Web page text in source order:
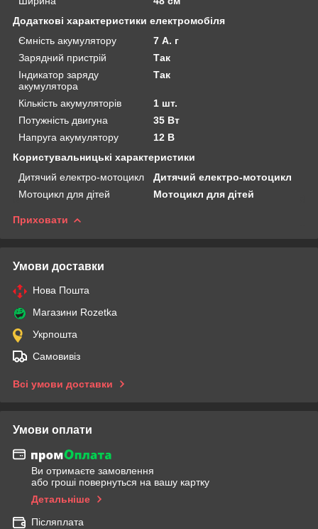
Додаткові характеристики електромобіля
Ємність акумулятору
7 А. г
Зарядний пристрій
Так
Індикатор заряду
акумулятора
Так
Кількість акумуляторів
1 шт.
Потужність двигуна
35 Вт
Напруга акумулятору
12 В
Користувальницькі характеристики
Дитячий електро-мотоцикл
Дитячий електро-мотоцикл
Мотоцикл для дітей
Мотоцикл для дітей
Приховати
Умови доставки
Нова Пошта
Магазини Rozetka
Укрпошта
Самовивіз
Всі умови доставки
Умови оплати
Ви отримаєте замовлення
або гроші повернуться на вашу картку
Детальніше
Післяплата